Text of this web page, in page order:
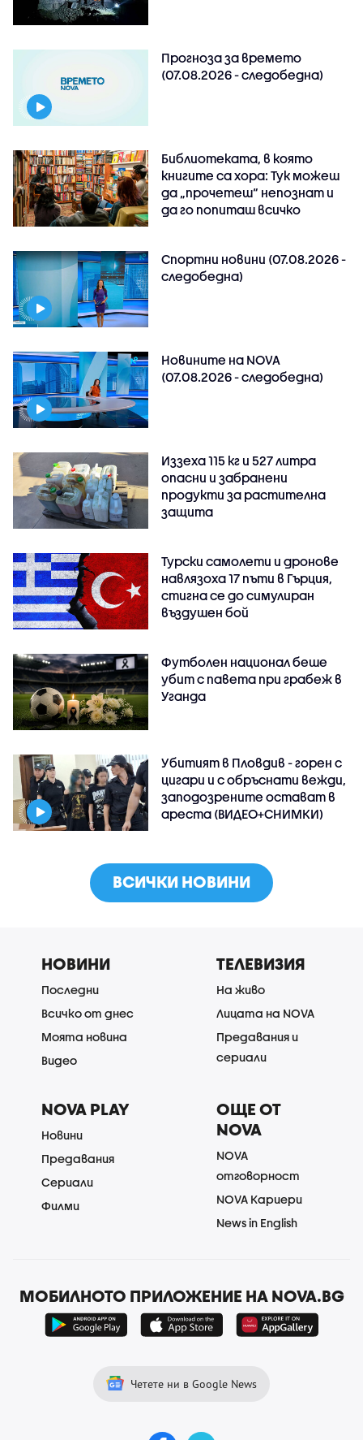
Прогноза за времето
(07.08.2026 - следобедна)
Библиотеката, в която
книгите са хора: Тук можеш
да „прочетеш“ непознат и
да го попиташ всичко
Спортни новини (07.08.2026 -
следобедна)
Новините на NOVA
(07.08.2026 - следобедна)
Иззеха 115 кг и 527 литра
опасни и забранени
продукти за растителна
защита
Турски самолети и дронове
навлязоха 17 пъти в Гърция,
стигна се до симулиран
въздушен бой
Футболен национал беше
убит с павета при грабеж в
Уганда
Убитият в Пловдив - горен с
цигари и с обръснати вежди,
заподозрените остават в
ареста (ВИДЕО+СНИМКИ)
ВСИЧКИ НОВИНИ
НОВИНИ
Последни
Всичко от днес
Моята новина
Видео
ТЕЛЕВИЗИЯ
На живо
Лицата на NOVA
Предавания и
сериали
NOVA PLAY
Новини
Предавания
Сериали
Филми
ОЩЕ ОТ
NOVA
NOVA
отговорност
NOVA Кариери
News in English
МОБИЛНОТО ПРИЛОЖЕНИЕ НА NOVA.BG
Четете ни в Google News